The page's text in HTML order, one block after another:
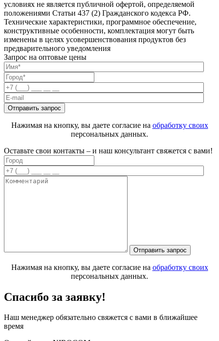
условиях не является публичной офертой, определяемой
положениями Статьи 437 (2) Гражданского кодекса РФ.
Технические характеристики, программное обеспечение,
конструктивные особенности, комплектация могут быть
изменены в целях усовершенствования продуктов без
предварительного уведомления
Запрос на оптовые цены
Нажимая на кнопку, вы даете согласие на обработку своих
персональных данных.
Оставьте свои контакты – и наш консультант свяжется с вами!
Нажимая на кнопку, вы даете согласие на обработку своих
персональных данных.
Спасибо за заявку!
Наш менеджер обязательно свяжется с вами в ближайшее
время